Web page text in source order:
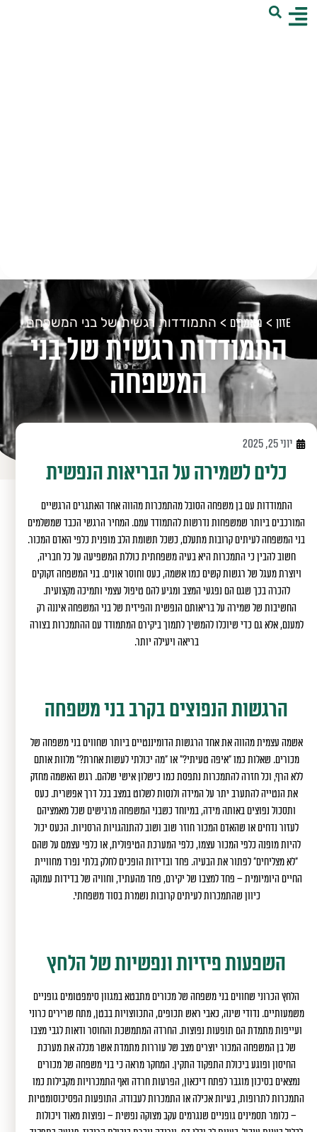
לתוכן
Eזון > מאמרים > התמודדות רגשית של בני המשפחה
התמודדות רגשית של בני
המשפחה
יוני 25, 2025
כלים לשמירה על הבריאות הנפשית
התמודדות עם בן משפחה הסובל מהתמכרות מהווה אחד האתגרים הרגשיים
המורכבים ביותר שמשפחות נדרשות להתמודד עמם. המחיר הרגשי הכבד שמשלמים
בני המשפחה לעיתים קרובות מתעלם, כשכל תשומת הלב מופנית כלפי האדם המכור.
חשוב להבין כי התמכרות היא בעיה משפחתית כוללת המשפיעה על כל חבריה,
ויוצרת מעגל של רגשות קשים כמו אשמה, כעס וחוסר אונים. בני המשפחה זקוקים
להכרה בכך שגם הם נפגעי המצב ומגיע להם טיפול עצמי ותמיכה מקצועית.
החשיבות של שמירה על בריאותם הנפשית והפיזית של בני המשפחה איננה רק
למענם, אלא גם כדי שיוכלו להמשיך לתמוך ביקירם המתמודד עם ההתמכרות בצורה
בריאה ויעילה יותר.
הרגשות הנפוצים בקרב בני משפחה
אשמה עצמית מהווה את אחד הרגשות הדומיננטיים ביותר שחווים בני משפחה של
מכורים. שאלות כמו "איפה טעיתי?" או "מה יכולתי לעשות אחרת?" מלוות אותם
ללא הרף, וכל חזרה להתמכרות נתפסת כמו כישלון אישי שלהם. רגש האשמה מחזק
את הנטייה להתערב יתר על המידה ולנסות לשלוט במצב בכל דרך אפשרית. כעס
ותסכול נפוצים באותה מידה, במיוחד כשבני המשפחה מרגישים שכל מאמציהם
לעזור נדחים או שהאדם המכור חוזר שוב ושוב להתנהגויות הרסניות. הכעס יכול
להיות מופנה כלפי המכור עצמו, כלפי המערכת הטיפולית, או כלפי עצמם על שהם
"לא מצליחים" לפתור את הבעיה. פחד ובדידות הופכים לחלק בלתי נפרד מחוויית
החיים היומיומית – פחד למצבו של יקירם, פחד מהעתיד, וחוויה של בדידות עמוקה
כיוון שהתמכרות לעיתים קרובות נשמרת בסוד משפחתי.
השפעות פיזיות ונפשיות של הלחץ
הלחץ הכרוני שחווים בני משפחה של מכורים מתבטא במגוון סימפטומים גופניים
משמעותיים. נדודי שינה, כאבי ראש תכופים, התכווצויות בבטן, מתח שרירים כרוני
ועייפות מתמדת הם תופעות נפוצות. החרדה המתמשכת והחוסר ודאות לגבי מצבו
של בן המשפחה המכור יוצרים מצב של עוררות מתמדת אשר מכלה את מערכת
החיסון ופוגע ביכולת התפקוד התקין. המחקר מראה כי בני משפחה של מכורים
נמצאים בסיכון מוגבר לפתח דיכאון, הפרעות חרדה ואף התמכרויות מקבילות כמו
התמכרות לתרופות, בעיות אכילה או התמכרות לעבודה. התופעות הפסיכוסומטיות
– כלומר תסמינים גופניים שנגרמים עקב מצוקה נפשית – נפוצות מאוד ויכולות